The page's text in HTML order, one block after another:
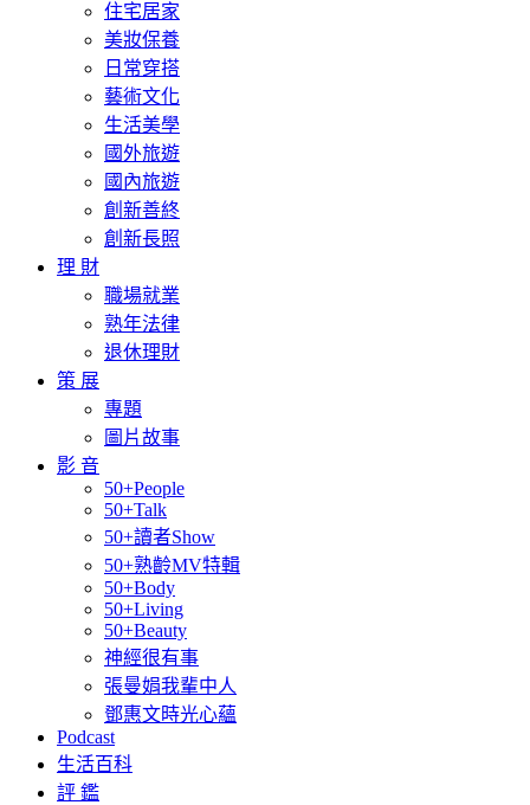
住宅居家
美妝保養
日常穿搭
藝術文化
生活美學
國外旅遊
國內旅遊
創新善終
創新長照
理 財
職場就業
熟年法律
退休理財
策 展
專題
圖片故事
影 音
50+People
50+Talk
50+讀者Show
50+熟齡MV特輯
50+Body
50+Living
50+Beauty
神經很有事
張曼娟我輩中人
鄧惠文時光心蘊
Podcast
生活百科
評 鑑